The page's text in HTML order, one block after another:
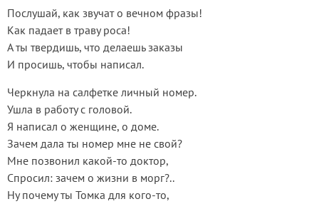
Послушай, как звучат о вечном фразы!
Как падает в траву роса!
А ты твердишь, что делаешь заказы
И просишь, чтобы написал.
Черкнула на салфетке личный номер.
Ушла в работу с головой.
Я написал о женщине, о доме.
Зачем дала ты номер мне не свой?
Мне позвонил какой-то доктор,
Спросил: зачем о жизни в морг?..
Ну почему ты Томка для кого-то,